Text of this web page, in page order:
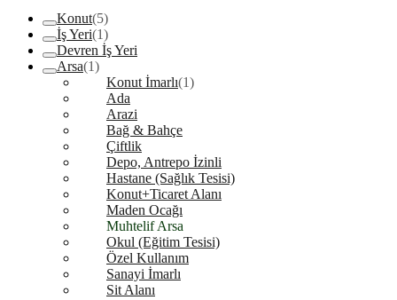
Konut(5)
İş Yeri(1)
Devren İş Yeri
Arsa(1)
Konut İmarlı(1)
Ada
Arazi
Bağ & Bahçe
Çiftlik
Depo, Antrepo İzinli
Hastane (Sağlık Tesisi)
Konut+Ticaret Alanı
Maden Ocağı
Muhtelif Arsa
Okul (Eğitim Tesisi)
Özel Kullanım
Sanayi İmarlı
Sit Alanı